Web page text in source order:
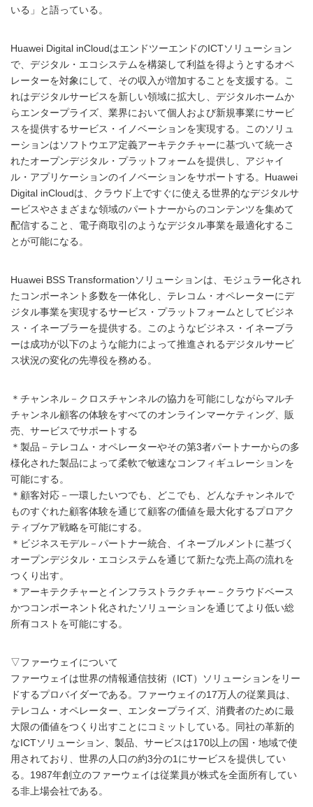
いる」と語っている。
Huawei Digital inCloudはエンドツーエンドのICTソリューション
で、デジタル・エコシステムを構築して利益を得ようとするオペ
レーターを対象にして、その収入が増加することを支援する。こ
れはデジタルサービスを新しい領域に拡大し、デジタルホームか
らエンタープライズ、業界において個人および新規事業にサービ
スを提供するサービス・イノベーションを実現する。このソリュ
ーションはソフトウエア定義アーキテクチャーに基づいて統一さ
れたオープンデジタル・プラットフォームを提供し、アジャイ
ル・アプリケーションのイノベーションをサポートする。Huawei
Digital inCloudは、クラウド上ですぐに使える世界的なデジタルサ
ービスやさまざまな領域のパートナーからのコンテンツを集めて
配信すること、電子商取引のようなデジタル事業を最適化するこ
とが可能になる。
Huawei BSS Transformationソリューションは、モジュラー化され
たコンポーネント多数を一体化し、テレコム・オペレーターにデ
ジタル事業を実現するサービス・プラットフォームとしてビジネ
ス・イネーブラーを提供する。このようなビジネス・イネーブラ
ーは成功が以下のような能力によって推進されるデジタルサービ
ス状況の変化の先導役を務める。
＊チャンネル－クロスチャンネルの協力を可能にしながらマルチ
チャンネル顧客の体験をすべてのオンラインマーケティング、販
売、サービスでサポートする
＊製品－テレコム・オペレーターやその第3者パートナーからの多
様化された製品によって柔軟で敏速なコンフィギュレーションを
可能にする。
＊顧客対応－一環したいつでも、どこでも、どんなチャンネルで
ものすぐれた顧客体験を通じて顧客の価値を最大化するプロアク
ティブケア戦略を可能にする。
＊ビジネスモデル－パートナー統合、イネーブルメントに基づく
オープンデジタル・エコシステムを通じて新たな売上高の流れを
つくり出す。
＊アーキテクチャーとインフラストラクチャー－クラウドベース
かつコンポーネント化されたソリューションを通じてより低い総
所有コストを可能にする。
▽ファーウェイについて
ファーウェイは世界の情報通信技術（ICT）ソリューションをリー
ドするプロバイダーである。ファーウェイの17万人の従業員は、
テレコム・オペレーター、エンタープライズ、消費者のために最
大限の価値をつくり出すことにコミットしている。同社の革新的
なICTソリューション、製品、サービスは170以上の国・地域で使
用されており、世界の人口の約3分の1にサービスを提供してい
る。1987年創立のファーウェイは従業員が株式を全面所有してい
る非上場会社である。